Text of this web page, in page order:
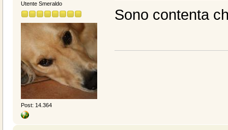
Utente Smeraldo
Post: 14.364
Sono contenta